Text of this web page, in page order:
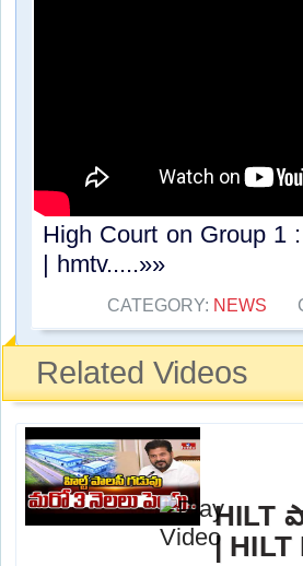
High Court on Group
| hmtv.....»»
CATEGORY: NEWS
Related Videos
HILT
|